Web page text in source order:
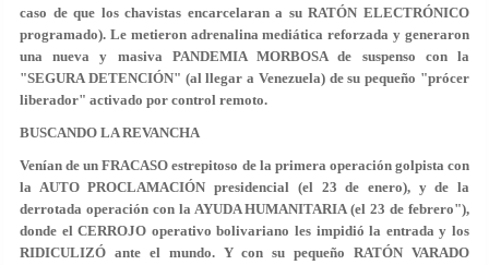
caso de que los chavistas encarcelaran a su RATÓN ELECTRÓNICO
programado). Le metieron adrenalina mediática reforzada y generaron
una nueva y masiva PANDEMIA MORBOSA de suspenso con la
"SEGURA DETENCIÓN" (al llegar a Venezuela) de su pequeño "prócer
liberador" activado por control remoto.
BUSCANDO LA REVANCHA
Venían de un FRACASO estrepitoso de la primera operación golpista con
la AUTO PROCLAMACIÓN presidencial (el 23 de enero), y de la
derrotada operación con la AYUDA HUMANITARIA (el 23 de febrero"),
donde el CERROJO operativo bolivariano les impidió la entrada y los
RIDICULIZÓ ante el mundo. Y con su pequeño RATÓN VARADO